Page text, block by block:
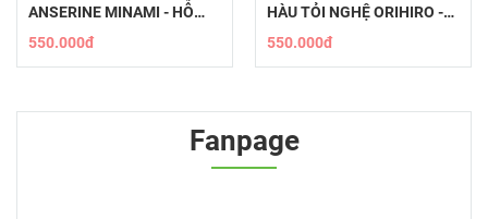
ANSERINE MINAMI - HỖ
TRỢ ĐIỀU TRỊ GOUT HIỆU
550.000đ
HÀU TỎI NGHỆ ORIHIRO -
TĂNG CƯỜNG SỨC KHỎE
550.000đ
Fanpage